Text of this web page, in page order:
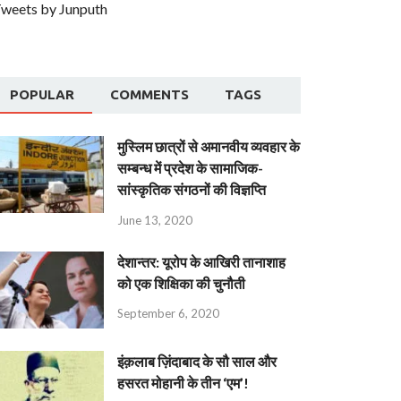
by Junputh
POPULAR COMMENTS TAGS
मुस्लिम छात्रों से अमानवीय व्यवहार के
सम्बन्ध में प्रदेश के सामाजिक-
सांस्कृतिक संगठनों की विज्ञप्ति
June 13, 2020
देशान्‍तर: यूरोप के आखिरी तानाशाह
को एक शिक्षिका की चुनौती
September 6, 2020
इंक़लाब ज़िंदाबाद के सौ साल और
हसरत मोहानी के तीन ‘एम’!